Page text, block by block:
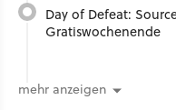
Day of Defeat:
Gratiswochenende
mehr anzeigen